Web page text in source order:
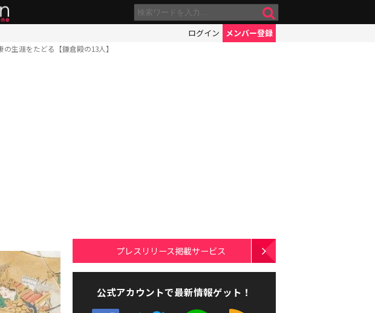
ログイン メンバー登録
生涯をたどる【鎌倉殿の13人】
プレスリリース掲載サービス
公式アカウントで最新情報ゲット！